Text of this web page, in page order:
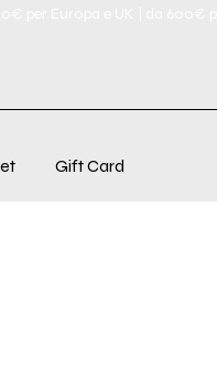
Gift Card